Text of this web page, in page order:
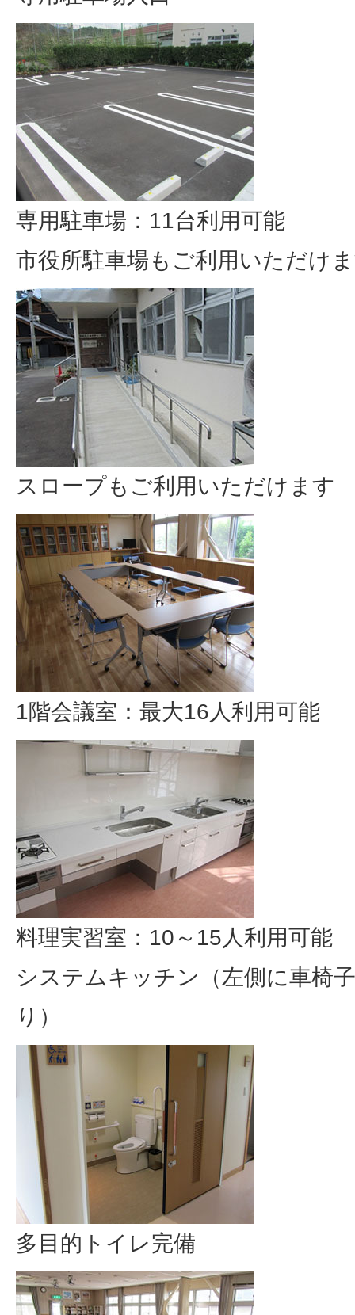
専用駐車場：11台利用可能
市役所駐車場もご利用いただけ
スロープもご利用いただけます
1階会議室：最大16人利用可能
料理実習室：10～15人利用可能
システムキッチン（左側に車椅
り）
多目的トイレ完備